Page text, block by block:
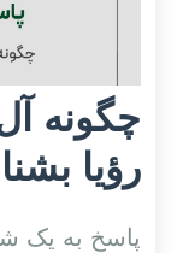
چگونه
رؤیا
پاسخ به یک